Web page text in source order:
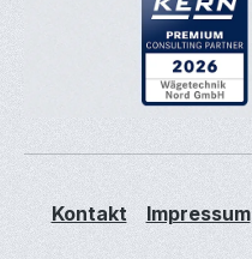
Kontakt Impressum